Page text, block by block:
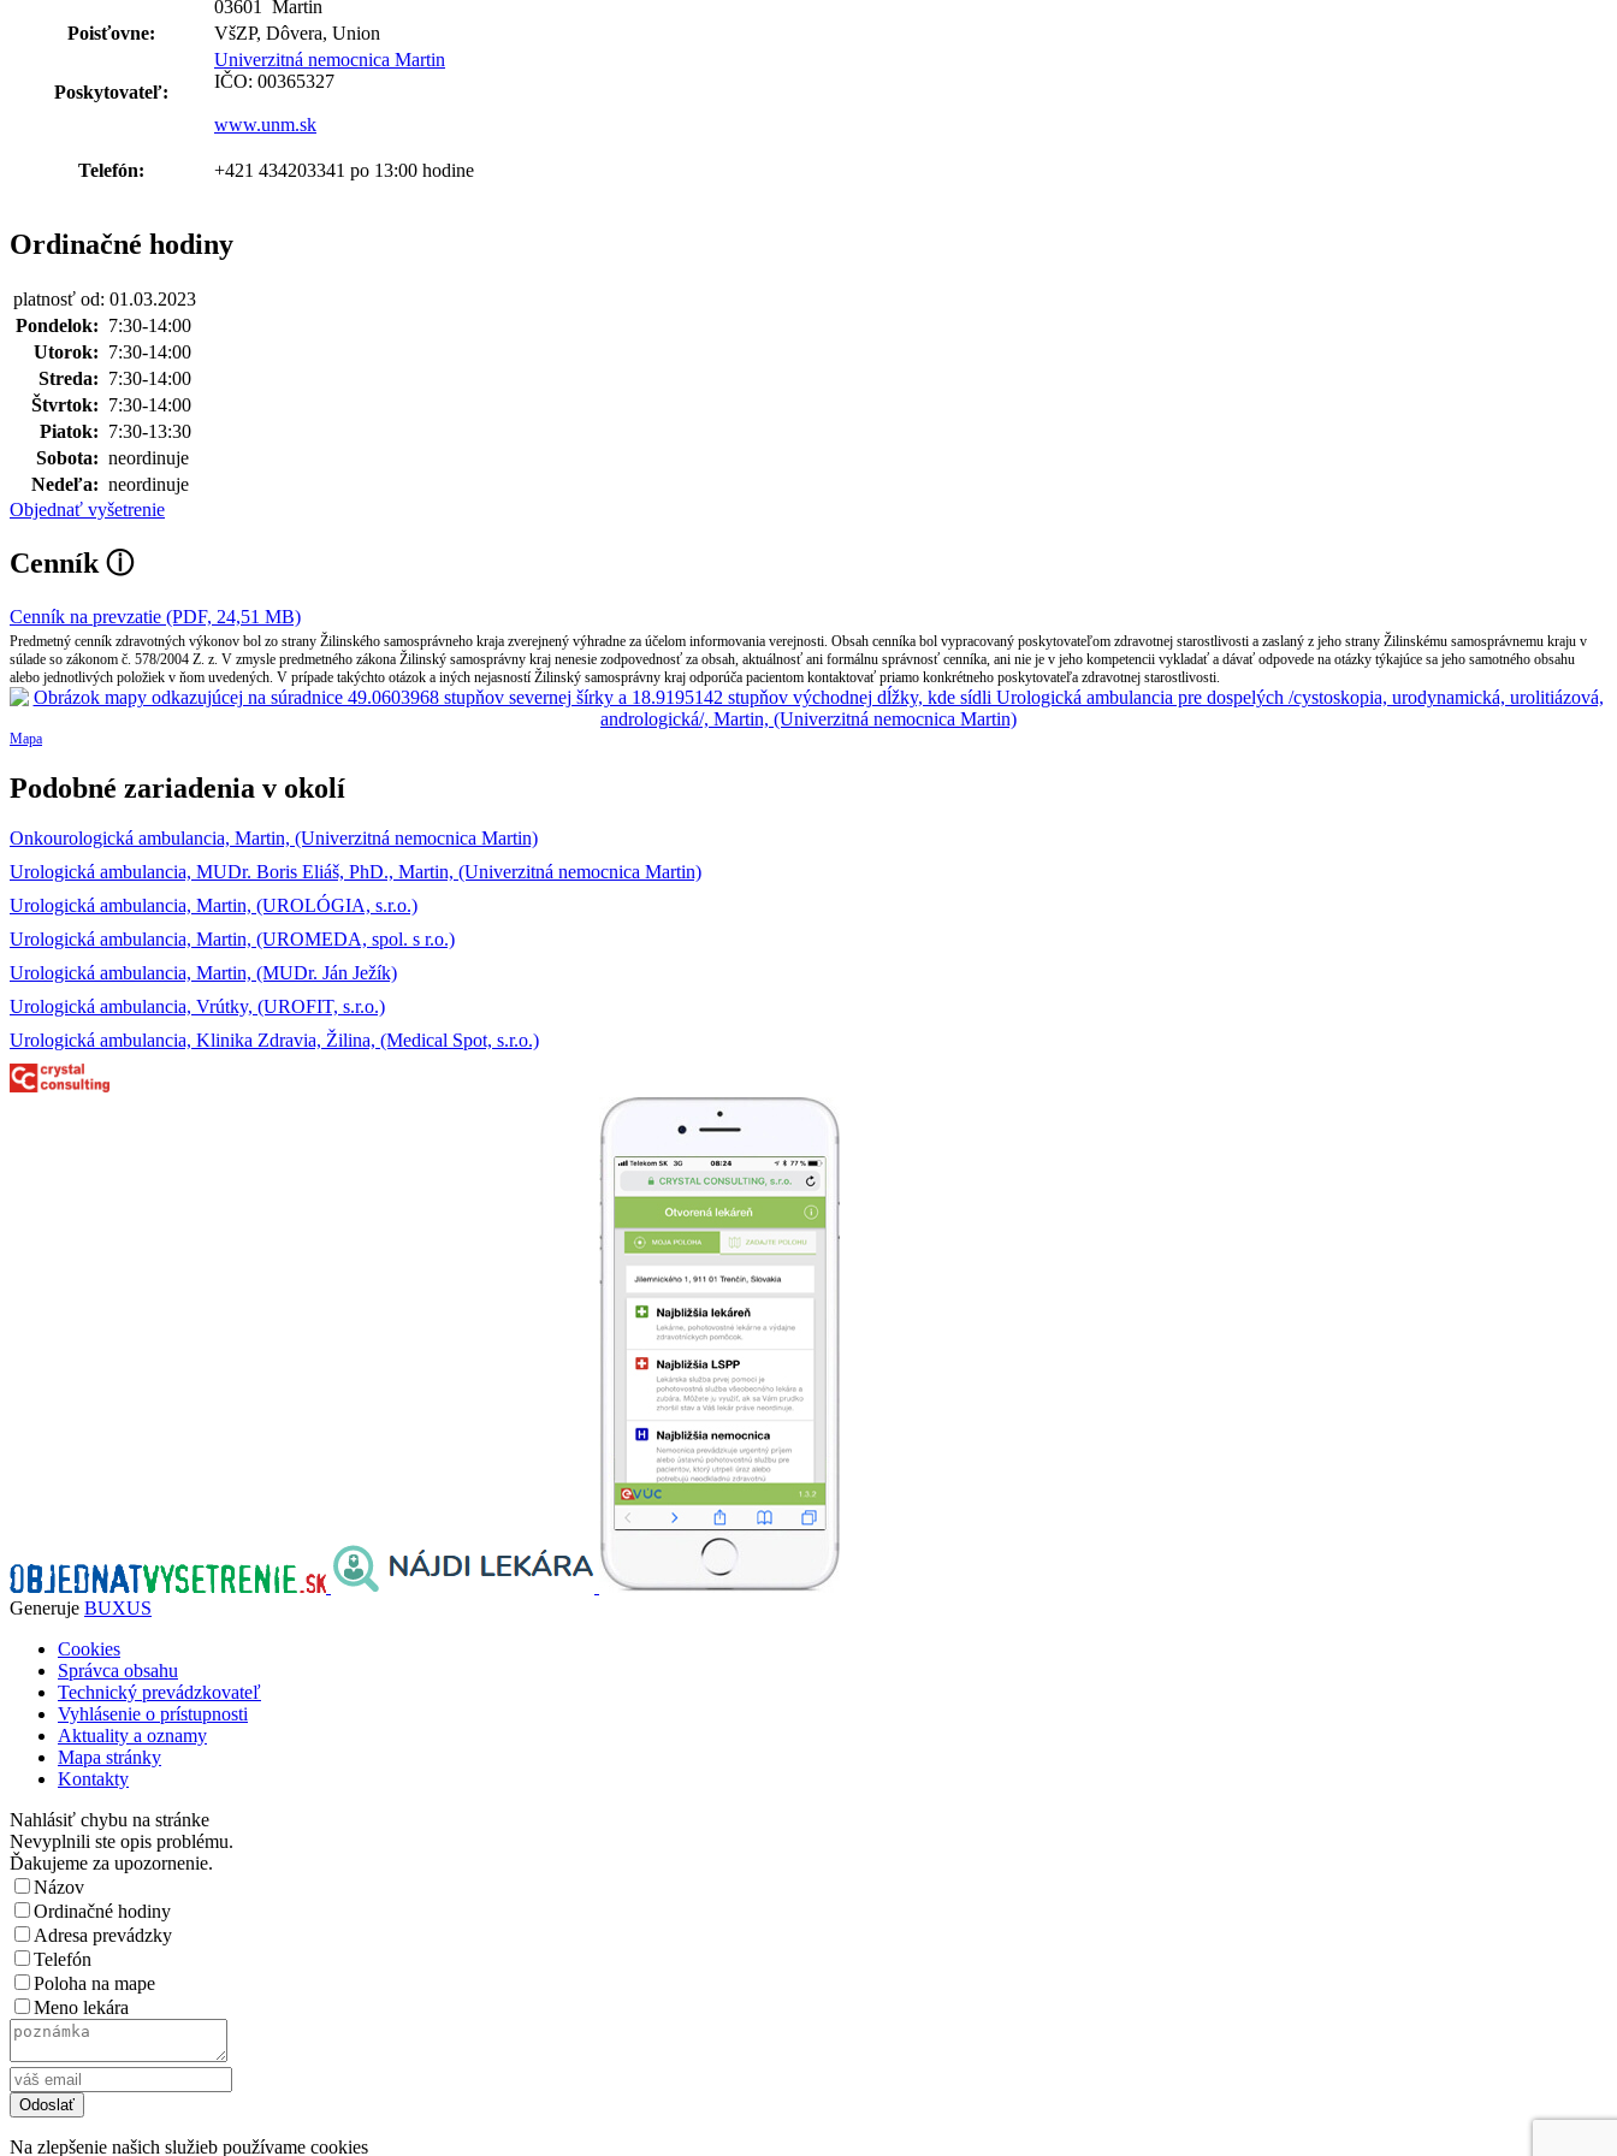
03601 Martin
Poisťovne:
VšZP, Dôvera, Union
Poskytovateľ:
Univerzitná nemocnica Martin
IČO: 00365327
www.unm.sk
Telefón: +421 434203341 po 13:00 hodine
Ordinačné hodiny
platnosť od: 01.03.2023
Pondelok: 7:30-14:00
Utorok: 7:30-14:00
Streda: 7:30-14:00
Štvrtok: 7:30-14:00
Piatok: 7:30-13:30
Sobota: neordinuje
Nedeľa: neordinuje
Objednať vyšetrenie
Cenník ⓘ
Cenník na prevzatie (PDF, 24,51 MB)
Predmetný cenník zdravotných výkonov bol zo strany Žilinského samosprávneho kraja zverejnený výhradne za účelom informovania verejnosti. Obsah cenníka bol vypracovaný poskytovateľom zdravotnej starostlivosti a zaslaný z jeho strany Žilinskému samosprávnemu kraju v
súlade so zákonom č. 578/2004 Z. z. V zmysle predmetného zákona Žilinský samosprávny kraj nenesie zodpovednosť za obsah, aktuálnosť ani formálnu správnosť cenníka, ani nie je v jeho kompetencii vykladať a dávať odpovede na otázky týkajúce sa jeho samotného obsahu
alebo jednotlivých položiek v ňom uvedených. V prípade takýchto otázok a iných nejasností Žilinský samosprávny kraj odporúča pacientom kontaktovať priamo konkrétneho poskytovateľa zdravotnej starostlivosti.
Mapa
Podobné zariadenia v okolí
Onkourologická ambulancia, Martin, (Univerzitná nemocnica Martin)
Urologická ambulancia, MUDr. Boris Eliáš, PhD., Martin, (Univerzitná nemocnica Martin)
Urologická ambulancia, Martin, (UROLÓGIA, s.r.o.)
Urologická ambulancia, Martin, (UROMEDA, spol. s r.o.)
Urologická ambulancia, Martin, (MUDr. Ján Ježík)
Urologická ambulancia, Vrútky, (UROFIT, s.r.o.)
Urologická ambulancia, Klinika Zdravia, Žilina, (Medical Spot, s.r.o.)
Generuje BUXUS
Cookies
Správca obsahu
Technický prevádzkovateľ
Vyhlásenie o prístupnosti
Aktuality a oznamy
Mapa stránky
Kontakty
Nahlásiť chybu na stránke
Nevyplnili ste opis problému.
Ďakujeme za upozornenie.
Názov
Ordinačné hodiny
Adresa prevádzky
Telefón
Poloha na mape
Meno lekára
Na zlepšenie našich služieb používame cookies